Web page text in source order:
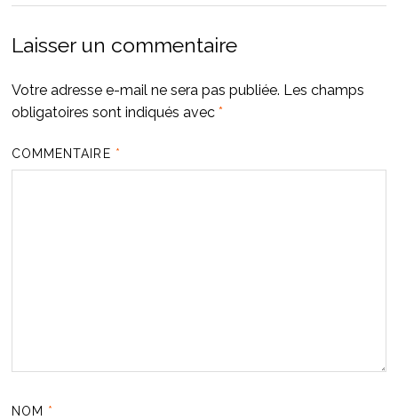
Laisser un commentaire
Votre adresse e-mail ne sera pas publiée. Les champs
obligatoires sont indiqués avec *
COMMENTAIRE *
NOM *